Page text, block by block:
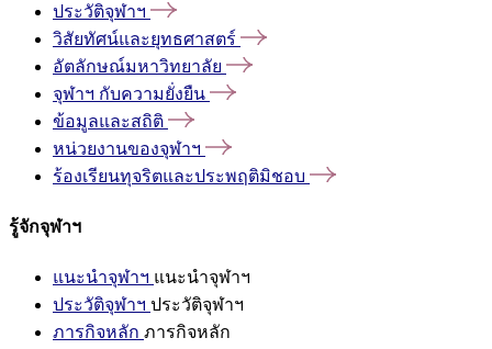
ประวัติจุฬาฯ
วิสัยทัศน์และยุทธศาสตร์
อัตลักษณ์มหาวิทยาลัย
จุฬาฯ กับความยั่งยืน
ข้อมูลและสถิติ
หน่วยงานของจุฬาฯ
ร้องเรียนทุจริตและประพฤติมิชอบ
รู้จักจุฬาฯ
แนะนำจุฬาฯ แนะนำจุฬาฯ
ประวัติจุฬาฯ ประวัติจุฬาฯ
ภารกิจหลัก ภารกิจหลัก